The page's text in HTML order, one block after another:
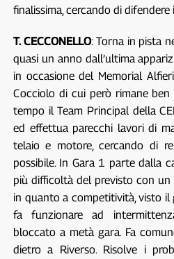
finalissima, cercando di
T. CECCONELLO: Torna in pista
quasi un anno dall’ultima
in occasione del Memorial
Cocciolo di cui però rimane
tempo il Team Principal della
ed effettua parecchi lavori di
telaio e motore, cercando di
possibile. In Gara 1 parte dalla
più difficoltà del previsto con
in quanto a competitività, visto
fa funzionare ad
bloccato a metà gara. Fa
dietro a Riverso. Risolve i